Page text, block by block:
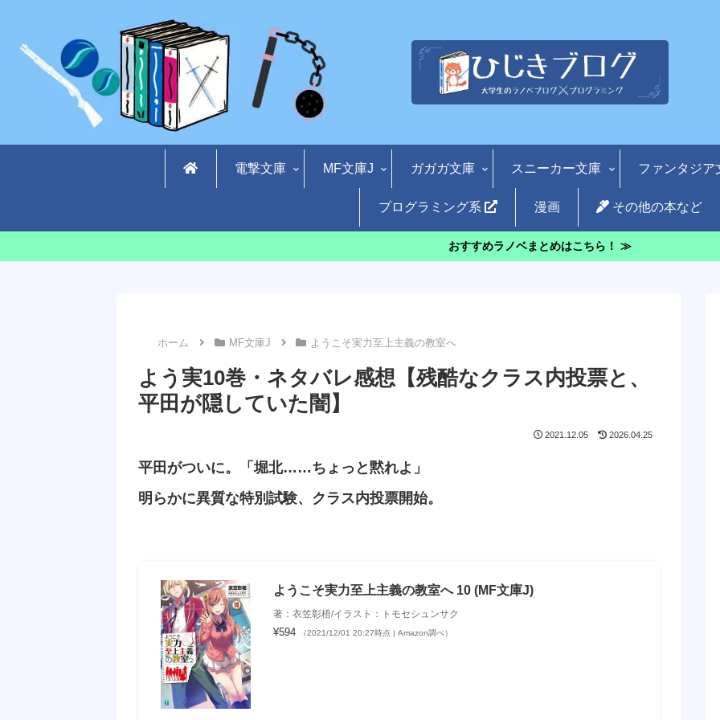
電撃文庫 MF文庫J ガガガ文庫 スニーカー文庫 ファンタジア
プログラミング系 漫画 その他の本など
おすすめラノベまとめはこちら！ ≫
ホーム MF文庫J ようこそ実力至上主義の教室へ
よう実10巻・ネタバレ感想【残酷なクラス内投票と、
平田が隠していた闇】
2021.12.05 2026.04.25
平田がついに。「堀北……ちょっと黙れよ」
明らかに異質な特別試験、クラス内投票開始。
ようこそ実力至上主義の教室へ 10 (MF文庫J)
著：衣笠彰梧/イラスト：トモセシュンサク
¥594 （2021/12/01 20:27時点 | Amazon調べ）